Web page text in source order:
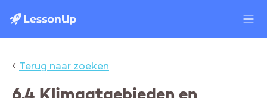
‹ Terug naar zoeken